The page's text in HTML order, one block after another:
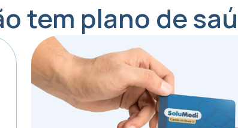
tem plano de